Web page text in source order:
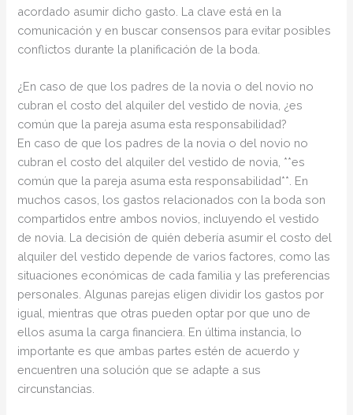
acordado asumir dicho gasto. La clave está en la
comunicación y en buscar consensos para evitar posibles
conflictos durante la planificación de la boda.
¿En caso de que los padres de la novia o del novio no
cubran el costo del alquiler del vestido de novia, ¿es
común que la pareja asuma esta responsabilidad?
En caso de que los padres de la novia o del novio no
cubran el costo del alquiler del vestido de novia, **es
común que la pareja asuma esta responsabilidad**. En
muchos casos, los gastos relacionados con la boda son
compartidos entre ambos novios, incluyendo el vestido
de novia. La decisión de quién debería asumir el costo del
alquiler del vestido depende de varios factores, como las
situaciones económicas de cada familia y las preferencias
personales. Algunas parejas eligen dividir los gastos por
igual, mientras que otras pueden optar por que uno de
ellos asuma la carga financiera. En última instancia, lo
importante es que ambas partes estén de acuerdo y
encuentren una solución que se adapte a sus
circunstancias.